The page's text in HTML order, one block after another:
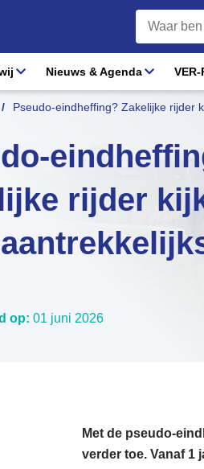
Nieuws & Agenda
Pseudo-eindheffing? Zakelijke rijder
rijder
op: 01 juni 2026
Met de pseudo-
verder toe. Vanaf 1